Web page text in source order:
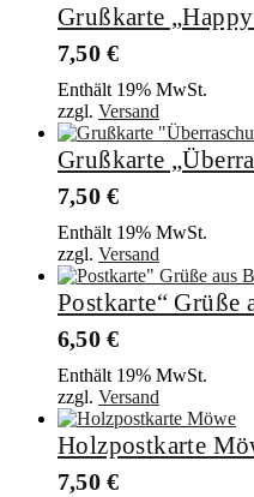
Grußkarte
7,50 €
Enthält 19% MwSt.
zzgl. Versand
Grußkarte
7,50 €
Enthält 19% MwSt.
zzgl. Versand
Postkarte“ Grüße
6,50 €
Enthält 19% MwSt.
zzgl. Versand
Holzpostkarte
7,50 €